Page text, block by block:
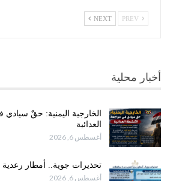
NEXT
أخبار محلية
الخارجية اليمنية: حقٌ
العدائية
أغسطس 6, 2026
تحذيرات جوية.. أمطار
أغسطس 6, 2026